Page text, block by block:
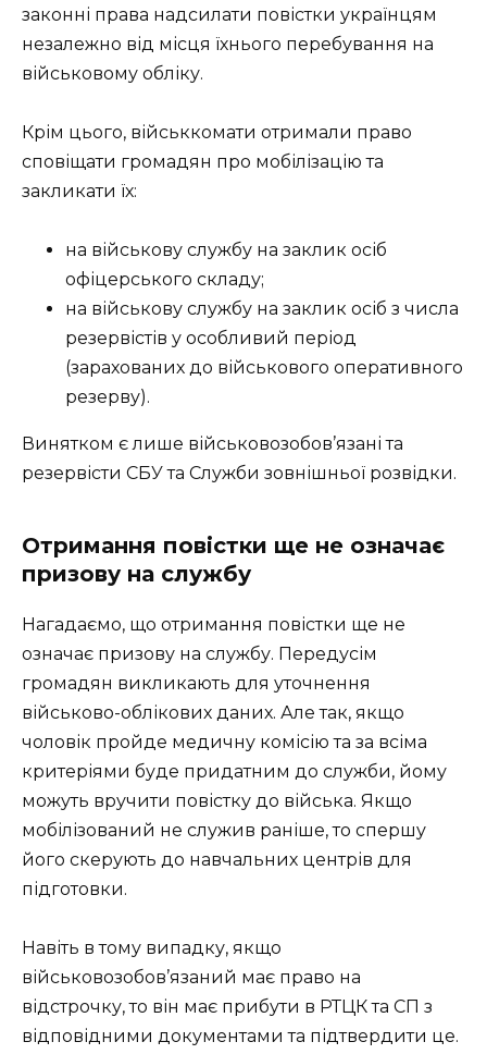
законні права надсилати повістки українцям
незалежно від місця їхнього перебування на
військовому обліку.
Крім цього, військкомати отримали право
сповіщати громадян про мобілізацію та
закликати їх:
на військову службу на заклик осіб
офіцерського складу;
на військову службу на заклик осіб з числа
резервістів у особливий період
(зарахованих до військового оперативного
резерву).
Винятком є лише військовозобов’язані та
резервісти СБУ та Служби зовнішньої розвідки.
Отримання повістки ще не означає
призову на службу
Нагадаємо, що отримання повістки ще не
означає призову на службу. Передусім
громадян викликають для уточнення
військово-облікових даних. Але так, якщо
чоловік пройде медичну комісію та за всіма
критеріями буде придатним до служби, йому
можуть вручити повістку до війська. Якщо
мобілізований не служив раніше, то спершу
його скерують до навчальних центрів для
підготовки.
Навіть в тому випадку, якщо
військовозобов’язаний має право на
відстрочку, то він має прибути в РТЦК та СП з
відповідними документами та підтвердити це.